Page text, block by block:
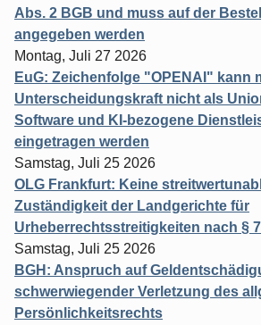
Abs. 2 BGB und muss auf der
angegeben werden
Montag, Juli 27 2026
EuG: Zeichenfolge "OPENAI" kann
Unterscheidungskraft nicht als
Software und KI-bezogene
eingetragen werden
Samstag, Juli 25 2026
OLG Frankfurt: Keine
Zuständigkeit der Landgerichte für
Urheberrechtsstreitigkeiten nach §
Samstag, Juli 25 2026
BGH: Anspruch auf
schwerwiegender Verletzung des
Persönlichkeitsrechts